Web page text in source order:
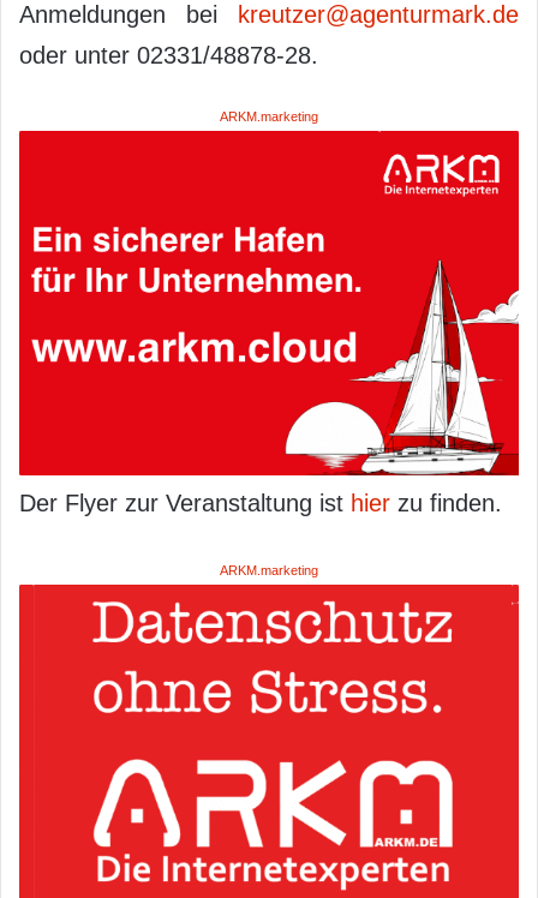
Anmeldungen bei
kreutzer@agenturmark.de
oder unter 02331/48878-28.
ARKM.marketing
Der Flyer zur Veranstaltung ist hier zu finden.
ARKM.marketing